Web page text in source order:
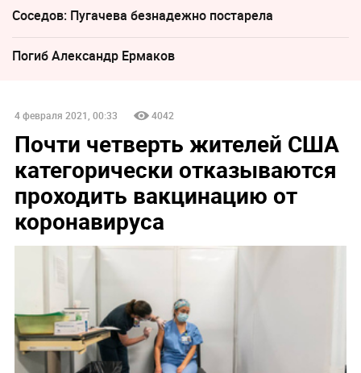
Соседов: Пугачева безнадежно постарела
Погиб Александр Ермаков
4 февраля 2021, 00:33 4042
Почти четверть жителей США
категорически отказываются
проходить вакцинацию от
коронавируса